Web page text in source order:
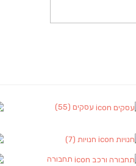
עסקים (55)
חנויות (7)
תחבורה